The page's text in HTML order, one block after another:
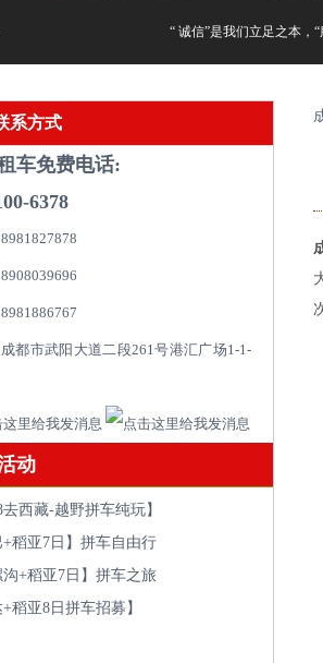
“ 诚信”是我们立足之本，“
系方式
车免费电话:
6378
都市武阳大道二段261号港汇广场1-1-
动
去西藏-越野拼车纯玩】
+稻亚7日】拼车自由行
沟+稻亚7日】拼车之旅
+稻亚8日拼车招募】